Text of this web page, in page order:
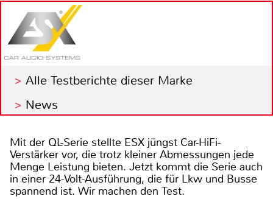
Alle Testberichte dieser Marke
News
Mit der QL-Serie stellte ESX jüngst Car-HiFi-
Verstärker vor, die trotz kleiner Abmessungen jede
Menge Leistung bieten. Jetzt kommt die Serie auch
in einer 24-Volt-Ausführung, die für Lkw und Busse
spannend ist. Wir machen den Test.